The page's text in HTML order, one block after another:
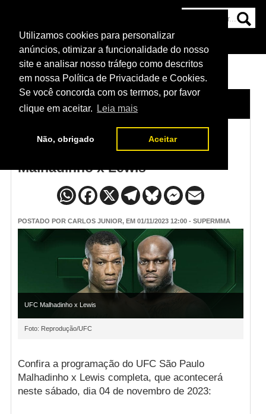
Utilizamos cookies para personalizar
anúncios, otimizar a funcionalidade do nosso
site e analisar nosso tráfego como descritos
em nossa Política de Privacidade e Cookies.
Se você concorda com os termos, por favor
clique em aceitar.
Leia mais
Não, obrigado Aceitar
NOTÍCIAS
HOME NOTÍCIAS
Programação do UFC São Paulo
Malhadinho x Lewis
POSTADO POR CARLOS JUNIOR, EM 01/11/2023 12:00 - SUPERMMA
UFC Malhadinho x Lewis
Foto: Reprodução/UFC
Confira a programação do UFC São Paulo
Malhadinho x Lewis completa, que acontecerá
neste sábado, dia 04 de novembro de 2023: